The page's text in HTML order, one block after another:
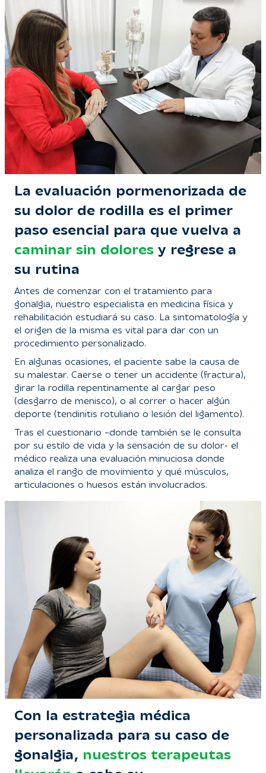
La evaluación pormenorizada de
su dolor de rodilla es el primer
paso esencial para que vuelva a
caminar sin dolores y regrese a
su rutina
Antes de comenzar con el tratamiento para
gonalgia, nuestro especialista en medicina física y
rehabilitación estudiará su caso. La sintomatología y
el origen de la misma es vital para dar con un
procedimiento personalizado.
En algunas ocasiones, el paciente sabe la causa de
su malestar. Caerse o tener un accidente (fractura),
girar la rodilla repentinamente al cargar peso
(desgarro de menisco), o al correr o hacer algún
deporte (tendinitis rotuliano o lesión del ligamento).
Tras el cuestionario –donde también se le consulta
por su estilo de vida y la sensación de su dolor- el
médico realiza una evaluación minuciosa donde
analiza el rango de movimiento y qué músculos,
articulaciones o huesos están involucrados.
Con la estrategia médica
personalizada para su caso de
gonalgia, nuestros terapeutas